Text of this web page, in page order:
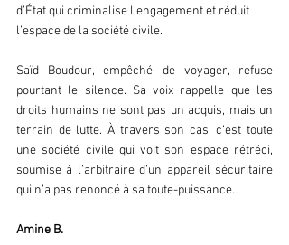
d’État qui criminalise l’engagement et réduit
l’espace de la société civile.
Saïd Boudour, empêché de voyager, refuse
pourtant le silence. Sa voix rappelle que les
droits humains ne sont pas un acquis, mais un
terrain de lutte. À travers son cas, c’est toute
une société civile qui voit son espace rétréci,
soumise à l’arbitraire d’un appareil sécuritaire
qui n’a pas renoncé à sa toute-puissance.
Amine B.